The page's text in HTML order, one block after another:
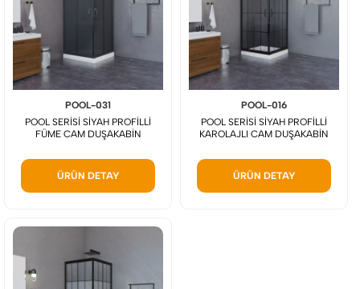
POOL-031
POOL SERİSİ SİYAH PROFİLLİ
FÜME CAM DUŞAKABİN
ÜRÜN DETAY
POOL-016
POOL SERİSİ SİYAH PROFİLLİ
KAROLAJLI CAM DUŞAKABİN
ÜRÜN DETAY